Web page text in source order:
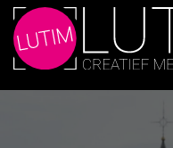
Skip
to
the